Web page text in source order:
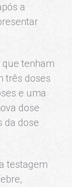
a
tenham
três doses
e uma
dose
da dose
testagem